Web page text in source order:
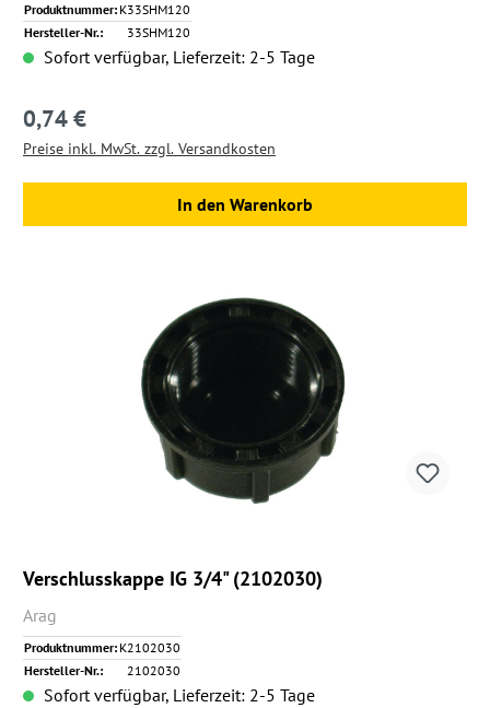
Produktnummer: K33SHM120
Hersteller-Nr.:
33SHM120
Sofort verfügbar, Lieferzeit: 2-5 Tage
Regulärer Preis:
0,74 €
Preise inkl. MwSt. zzgl. Versandkosten
In den Warenkorb
Verschlusskappe IG 3/4" (2102030)
Arag
Produktnummer: K2102030
Hersteller-Nr.:
2102030
Sofort verfügbar, Lieferzeit: 2-5 Tage